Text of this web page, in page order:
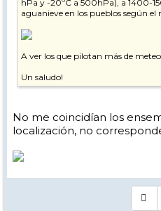
hPa y -20ºC a 500hPa), a 1400-
aguanieve en los pueblos según
A ver los que pilotan más de
Un saludo!
No me coincidían los
localización, no